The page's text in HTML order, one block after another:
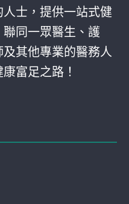
士，提供一站式健
同一眾醫生、護
其他專業的醫務人
富足之路！